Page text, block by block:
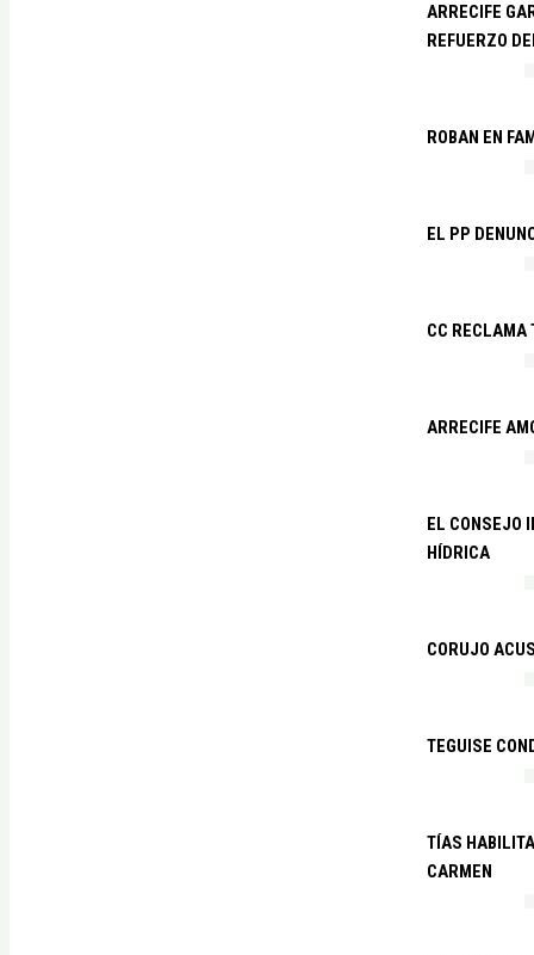
ARRECIFE
REFUERZO
ROBAN EN
EL PP
CC RECLAMA
ARRECIFE
EL CONSEJO
HÍDRICA
CORUJO
TEGUISE
TÍAS
CARMEN